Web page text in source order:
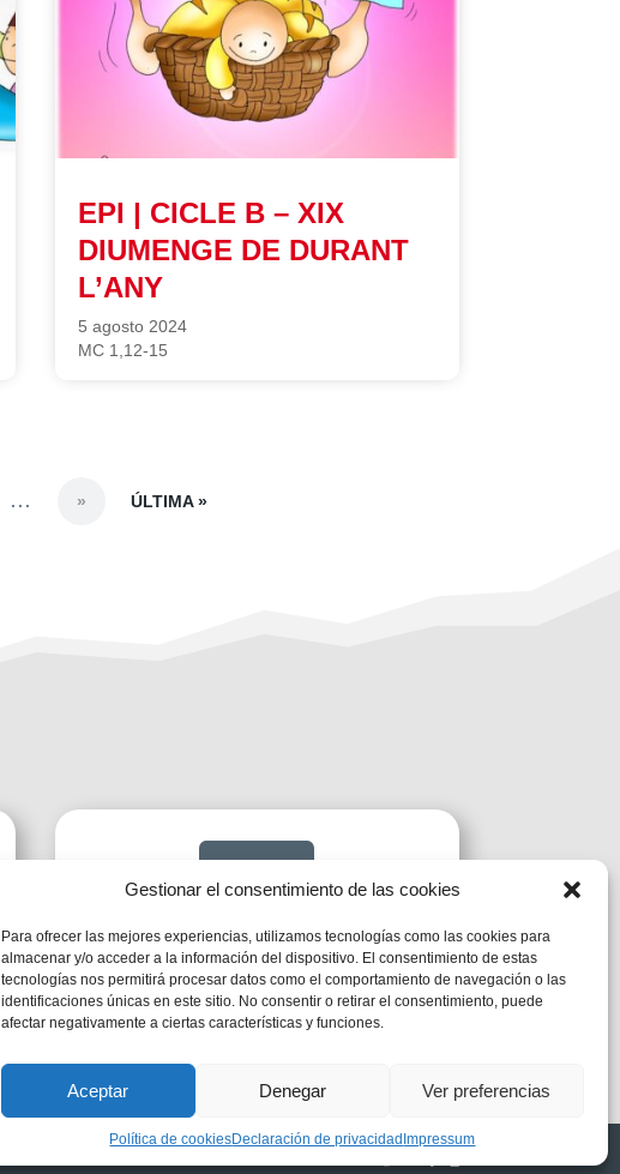
Gestionar el consentimiento de las cookies
Para ofrecer las mejores experiencias, utilizamos tecnologías como las cookies para
almacenar y/o acceder a la información del dispositivo. El consentimiento de estas
tecnologías nos permitirá procesar datos como el comportamiento de navegación o las
identificaciones únicas en este sitio. No consentir o retirar el consentimiento, puede
afectar negativamente a ciertas características y funciones.
Aceptar Denegar Ver preferencias
Política de cookiesDeclaración de privacidad Impressum
EPI | CICLE B – XIX
DIUMENGE DE DURANT
L’ANY
5 agosto 2024
MC 1,12-15
... » ÚLTIMA »

Calendari